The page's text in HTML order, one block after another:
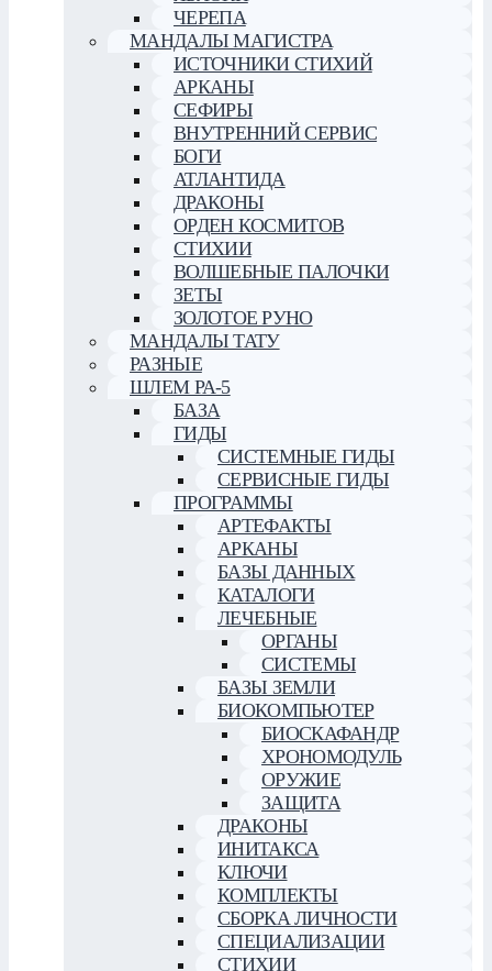
ЧЕРЕПА
МАНДАЛЫ МАГИСТРА
ИСТОЧНИКИ СТИХИЙ
АРКАНЫ
СЕФИРЫ
ВНУТРЕННИЙ СЕРВИС
БОГИ
АТЛАНТИДА
ДРАКОНЫ
ОРДЕН КОСМИТОВ
СТИХИИ
ВОЛШЕБНЫЕ ПАЛОЧКИ
ЗЕТЫ
ЗОЛОТОЕ РУНО
МАНДАЛЫ ТАТУ
РАЗНЫЕ
ШЛЕМ РА-5
БАЗА
ГИДЫ
СИСТЕМНЫЕ ГИДЫ
СЕРВИСНЫЕ ГИДЫ
ПРОГРАММЫ
АРТЕФАКТЫ
АРКАНЫ
БАЗЫ ДАННЫХ
КАТАЛОГИ
ЛЕЧЕБНЫЕ
ОРГАНЫ
СИСТЕМЫ
БАЗЫ ЗЕМЛИ
БИОКОМПЬЮТЕР
БИОСКАФАНДР
ХРОНОМОДУЛЬ
ОРУЖИЕ
ЗАЩИТА
ДРАКОНЫ
ИНИТАКСА
КЛЮЧИ
КОМПЛЕКТЫ
СБОРКА ЛИЧНОСТИ
СПЕЦИАЛИЗАЦИИ
СТИХИИ